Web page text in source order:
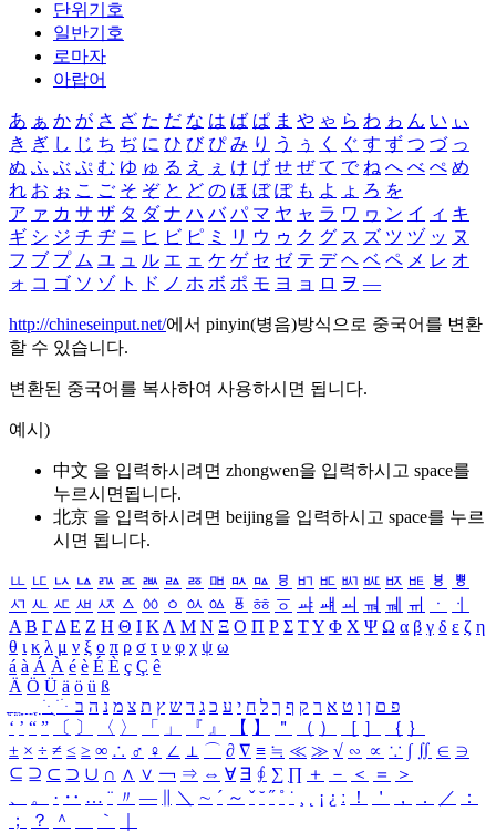
단위기호
일반기호
로마자
아랍어
あ ぁ か が さ ざ た だ な は ば ぱ ま や ゃ ら わ ゎ ん い ぃ
き ぎ し じ ち ぢ に ひ び ぴ み り う ぅ く ぐ す ず つ づ っ
ぬ ふ ぶ ぷ む ゆ ゅ る え ぇ け げ せ ぜ て で ね へ べ ぺ め
れ お ぉ こ ご そ ぞ と ど の ほ ぼ ぽ も よ ょ ろ を
ア ァ カ サ ザ タ ダ ナ ハ バ パ マ ヤ ャ ラ ワ ヮ ン イ ィ キ
ギ シ ジ チ ヂ ニ ヒ ビ ピ ミ リ ウ ゥ ク グ ス ズ ツ ヅ ッ ヌ
フ ブ プ ム ユ ュ ル エ ェ ケ ゲ セ ゼ テ デ ヘ ベ ペ メ レ オ
ォ コ ゴ ソ ゾ ト ド ノ ホ ボ ポ モ ヨ ョ ロ ヲ ―
http://chineseinput.net/에서 pinyin(병음)방식으로 중국어를 변환
할 수 있습니다.
변환된 중국어를 복사하여 사용하시면 됩니다.
예시)
中文 을 입력하시려면 zhongwen을 입력하시고 space를
누르시면됩니다.
北京 을 입력하시려면 beijing을 입력하시고 space를 누르
시면 됩니다.
ㅥ ㅦ ㅧ ㅨ ㅩ ㅪ ㅫ ㅬ ㅭ ㅮ ㅯ ㅰ ㅱ ㅲ ㅳ ㅴ ㅵ ㅶ ㅷ ㅸ
ㅹ
ㅺ ㅻ ㅼ ㅽ ㅾ ㅿ ㆀ ㆁ ㆂ ㆃ ㆄ ㆅ ㆆ ㆇ ㆈ ㆉ ㆊ ㆋ ㆌ ㆍ
ㆎ
Α Β ΓΔ Ε Ζ Η Θ Ι ΚΛ Μ Ν Ξ Ο Π Ρ Σ ΤΥ Φ Χ Ψ Ω α β γ δ ε ζ η
θ ι κ λ μ ν ξ ο π ρ σ τ υ φ χ ψ ω
á à Á À é è É È ç Ç ê
Ä Ö Ü ä ö ü ß
ִֶֹ ֻּ ׁׂ פ ם ן ו ט א ר ק ף ך ל ח י ע כ ג ד ש ץ ת צ מ נ ה ב
‘ ’ “ ” 〔 〕 〈 〉 「 」 『 』 【 】 ＂ （ ） ［ ］ ｛ ｝
± × ÷ ≠ ≤ ≥ ∞ ∴ ♂ ♀ ∠ ⊥ ⌒ ∂ ∇ ≡ ≒ ≪ ≫ √ ∽ ∝ ∵ ∫ ∬ ∈ ∋
⊆ ⊇ ⊂ ⊃ ∪ ∩ ∧ ∨ ￢ ⇒ ⇔ ∀ ∃ ∮ ∑ ∏ ＋ － ＜ ＝
＞
、
。 · ‥ … ¨ 〃 ― ＼ ∼ ´ ～ ˇ ˘ ˝ ˚ ˙ ¸ ¡ ¿ ː ！ ＇ ， ． ／
：
；
？ ＾ ｀